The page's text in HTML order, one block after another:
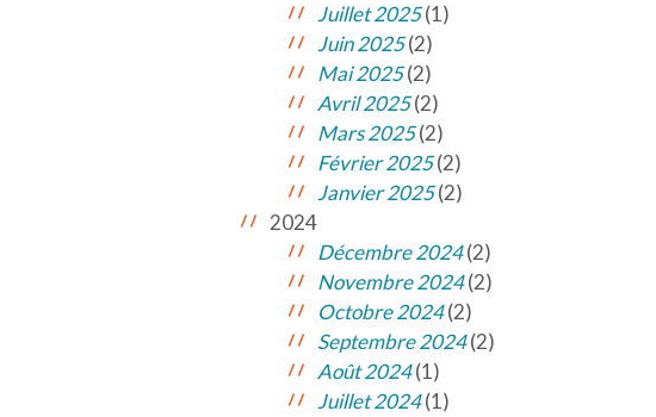
Juillet 2025(1)
Juin 2025(2)
Mai 2025(2)
Avril 2025(2)
Mars 2025(2)
Février 2025(2)
Janvier 2025(2)
2024
Décembre 2024(2)
Novembre 2024(2)
Octobre 2024(2)
Septembre 2024(2)
Août 2024(1)
Juillet 2024(1)